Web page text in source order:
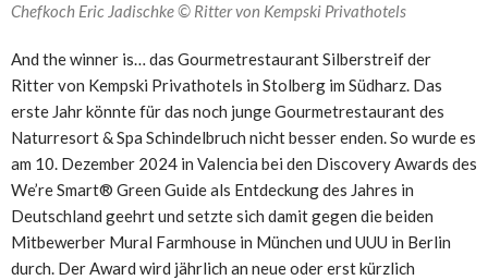
Chefkoch Eric Jadischke © Ritter von Kempski Privathotels
And the winner is… das Gourmetrestaurant Silberstreif der
Ritter von Kempski Privathotels in Stolberg im Südharz. Das
erste Jahr könnte für das noch junge Gourmetrestaurant des
Naturresort & Spa Schindelbruch nicht besser enden. So wurde es
am 10. Dezember 2024 in Valencia bei den Discovery Awards des
We’re Smart® Green Guide als Entdeckung des Jahres in
Deutschland geehrt und setzte sich damit gegen die beiden
Mitbewerber Mural Farmhouse in München und UUU in Berlin
durch. Der Award wird jährlich an neue oder erst kürzlich